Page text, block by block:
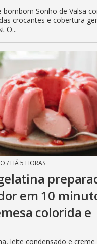
bombom Sonho de Valsa
crocantes e cobertura
O...
/ HÁ 5 HORAS
em 10
colorida e
leite condensado e creme